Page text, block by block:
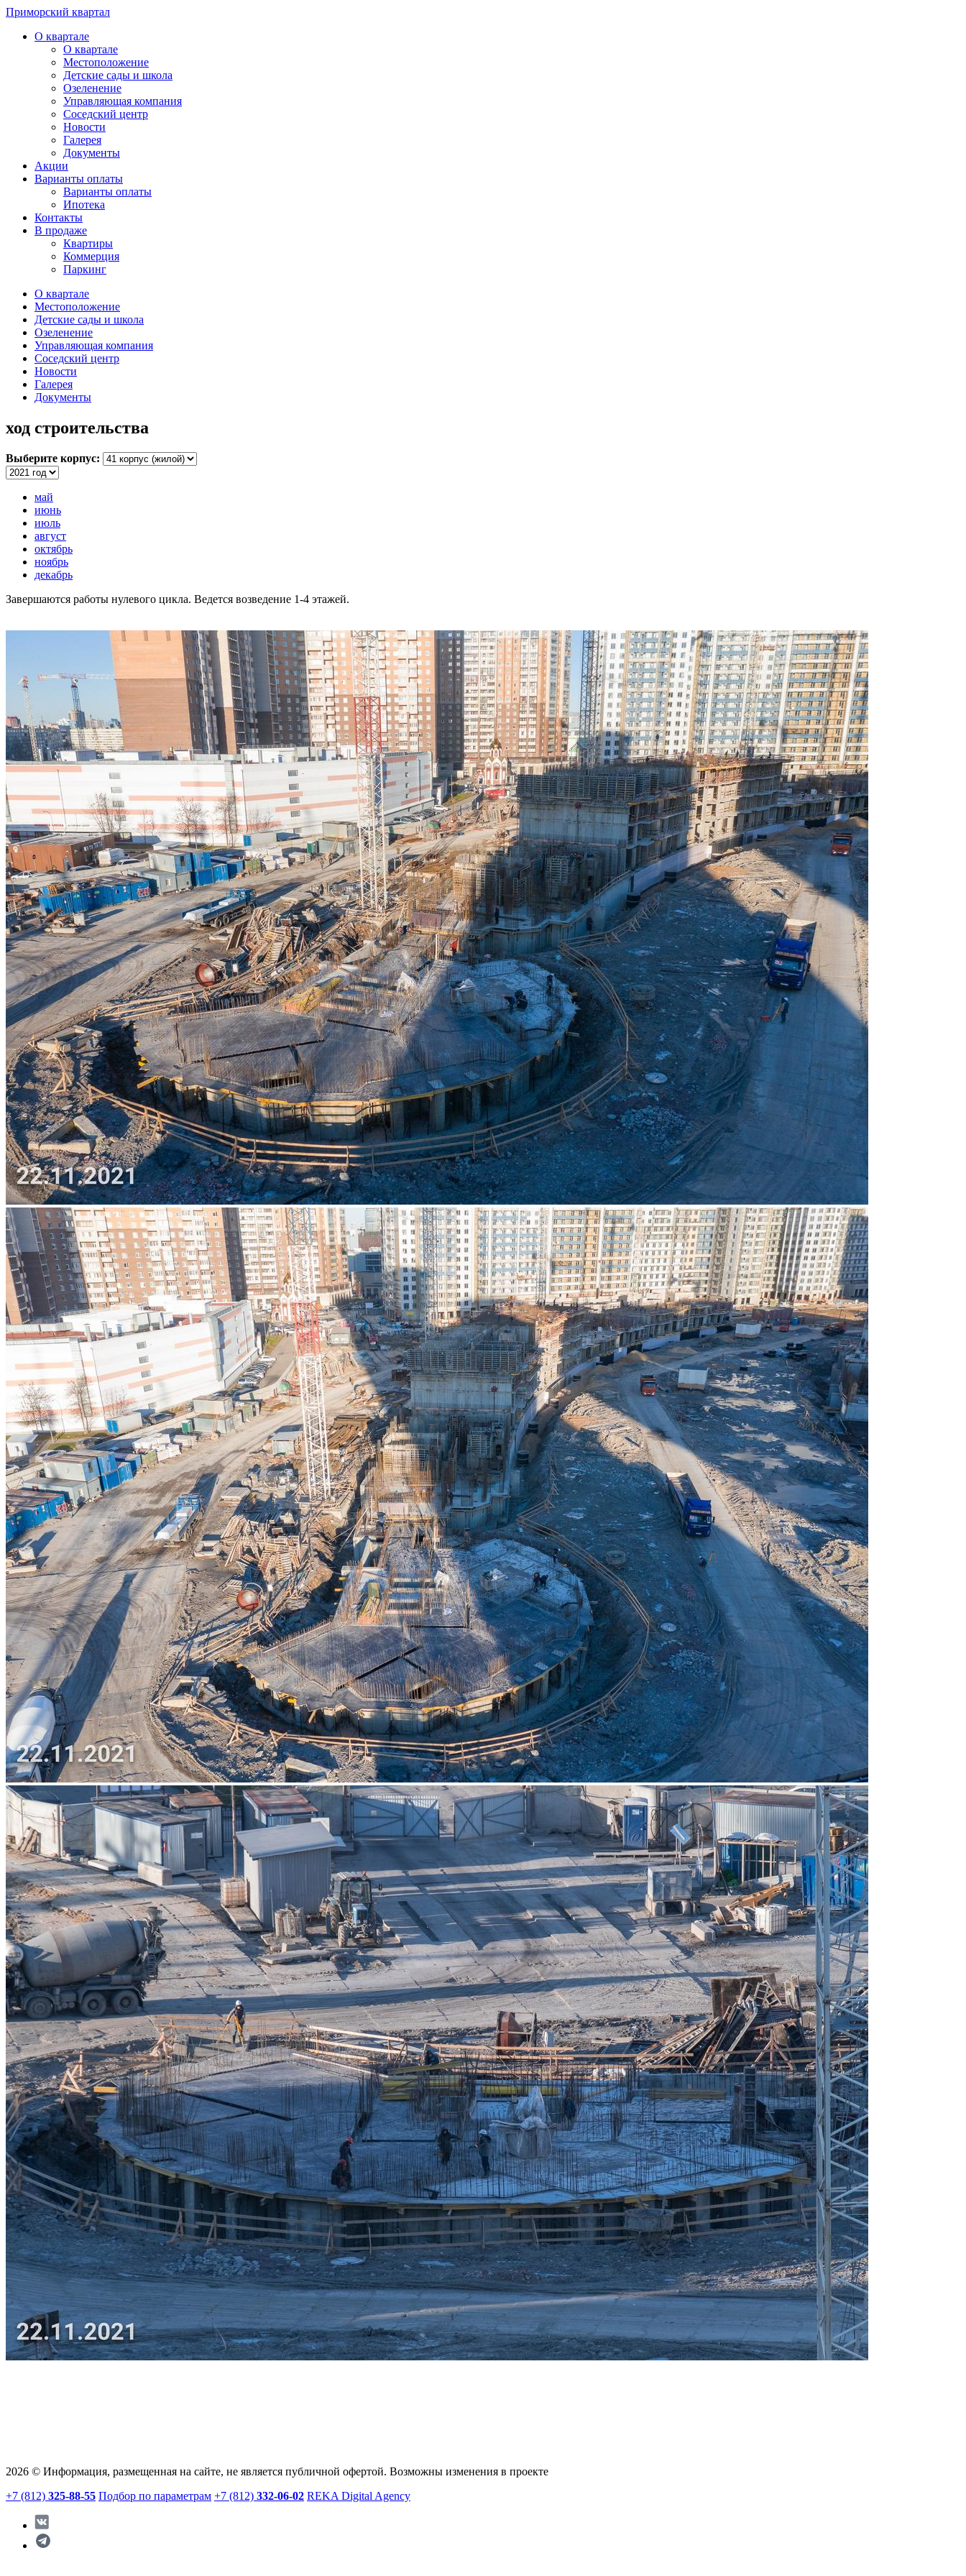
Приморский квартал
О квартале
О квартале
Местоположение
Детские сады и школа
Озеленение
Управляющая компания
Соседский центр
Новости
Галерея
Документы
Акции
Варианты оплаты
Варианты оплаты
Ипотека
Контакты
В продаже
Квартиры
Коммерция
Паркинг
О квартале
Местоположение
Детские сады и школа
Озеленение
Управляющая компания
Соседский центр
Новости
Галерея
Документы
ход строительства
Выберите корпус:
май
июнь
июль
август
октябрь
ноябрь
декабрь
Завершаются работы нулевого цикла. Ведется возведение 1-4 этажей.
2026 © Информация, размещенная на сайте, не является публичной офертой. Возможны изменения в проекте
+7 (812) 325-88-55 Подбор по параметрам +7 (812) 332-06-02 REKA Digital Agency